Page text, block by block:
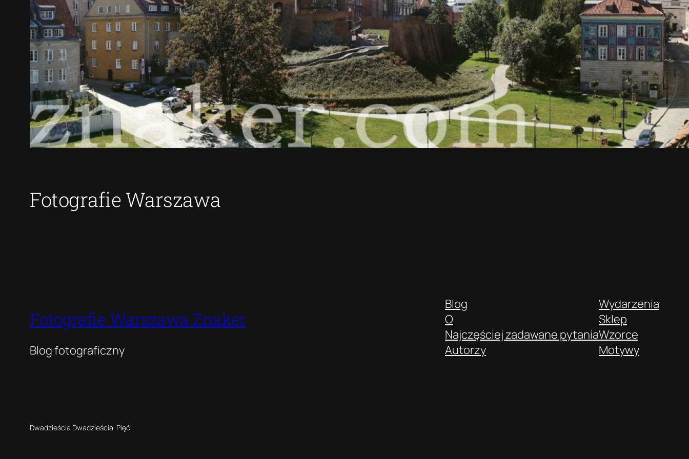
Fotografie Warszawa
Fotografie Warszawa Znaker
Blog fotograficzny
Blog
O
Najczęściej zadawane pytania
Autorzy
Wydarzenia
Sklep
Wzorce
Motywy
Dwadzieścia Dwadzieścia-Pięć